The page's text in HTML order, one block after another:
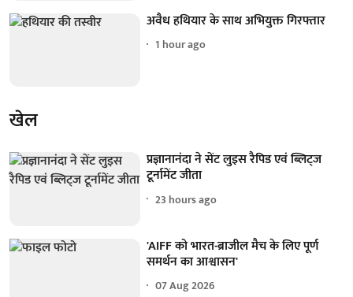
अवैध हथियार के साथ अभियुक्त गिरफ्तार
1 hour ago
खेल
प्रज्ञानानंदा ने सेंट लुइस रैपिड एवं ब्लिट्ज
टूर्नामेंट जीता
23 hours ago
'AIFF को भारत-ब्राजील मैच के लिए पूर्ण
समर्थन का आश्वासन'
07 Aug 2026